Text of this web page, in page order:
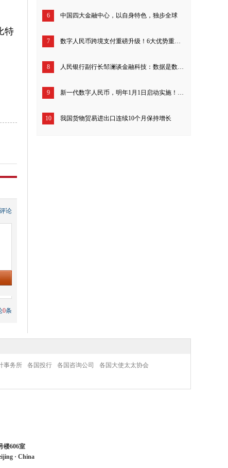
特
论
0条
6 中国四大金融中心，以自身特色，独步全球
7 数字人民币跨境支付重磅升级！6大优势重构全球结算，5步就能落地实操
8 人民银行副行长邹澜谈金融科技：数据是数字经济时代的“点金密钥”
9 新一代数字人民币，明年1月1日启动实施！钱包余额可计付利息
10 我国货物贸易进出口连续10个月保持增长
事务所 各国投行 各国咨询公司
各国大使太太协会
楼606室
· China